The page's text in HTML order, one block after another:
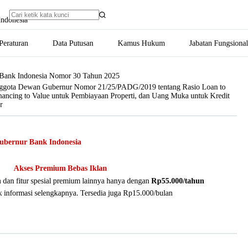
Data Putusan Kamus Hukum Jabatan Fungsional
Indonesia Nomor 30 Tahun 2025
Dewan Gubernur Nomor 21/25/PADG/2019 tentang Rasio Loan to
to Value untuk Pembiayaan Properti, dan Uang Muka untuk Kredit
Bank Indonesia
Akses Premium Bebas Iklan
dan fitur spesial premium lainnya hanya dengan Rp55.000/tahun
informasi selengkapnya. Tersedia juga Rp15.000/bulan